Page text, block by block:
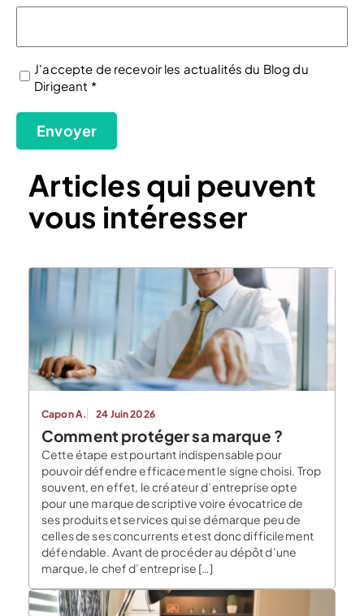
(Nécessaire)
J'accepte de recevoir les actualités du Blog du
Dirigeant *
Envoyer
Articles qui peuvent
vous intéresser
Capon A. 24 Juin 2026
Comment protéger sa marque ?
Cette étape est pourtant indispensable pour
pouvoir défendre efficacement le signe choisi. Trop
souvent, en effet, le créateur d’entreprise opte
pour une marque descriptive voire évocatrice de
ses produits et services qui se démarque peu de
celles de ses concurrents et est donc difficilement
défendable. Avant de procéder au dépôt d’une
marque, le chef d’entreprise […]